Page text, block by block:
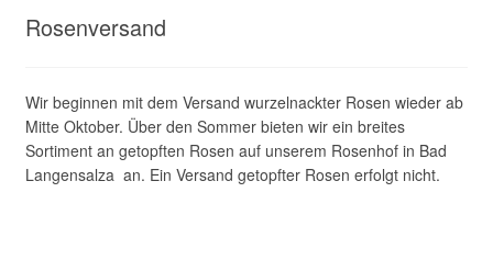
Rosenversand
Wir beginnen mit dem Versand wurzelnackter Rosen wieder ab
Mitte Oktober. Über den Sommer bieten wir ein breites
Sortiment an getopften Rosen auf unserem Rosenhof in Bad
Langensalza an. Ein Versand getopfter Rosen erfolgt nicht.